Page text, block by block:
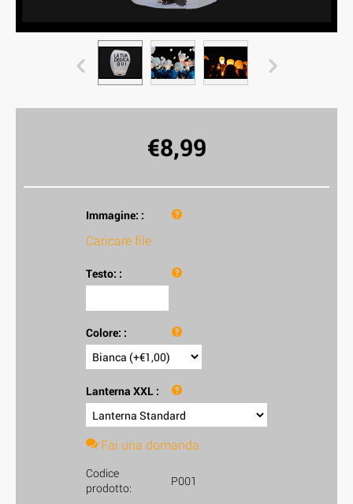
€8,99
Immagine: :
Caricare file
Testo: :
Colore: :
Lanterna XXL :
Fai una domanda
Codice
prodotto:
P001